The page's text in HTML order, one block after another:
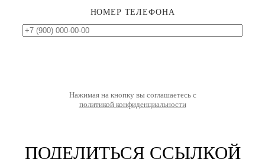
НОМЕР ТЕЛЕФОНА
Нажимая на кнопку вы соглашаетесь с
политикой конфиденциальности
ПОДЕЛИТЬСЯ ССЫЛКОЙ